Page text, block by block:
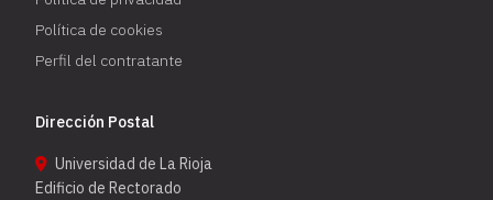
Política de cookies
Perfil del contratante
Dirección Postal
Universidad de La Rioja
Edificio de Rectorado